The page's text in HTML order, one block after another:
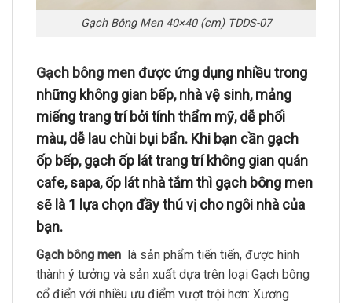
Gạch Bông Men 40×40 (cm) TDDS-07
Gạch bông menđược ứng dụng nhiều trong
những không gian bếp, nhà vệ sinh, mảng
miếng trang trí bởi tính thẩm mỹ, dễ phối
màu, dễ lau chùi bụi bẩn. Khi bạn cần gạch
ốp bếp, gạch ốp lát trang trí không gian quán
cafe, sapa, ốp lát nhà tắm thì gạch bông men
sẽ là 1 lựa chọn đầy thú vị cho ngôi nhà của
bạn.
Gạch bông men
là sản phẩm tiến tiến, được hình
thành ý tưởng và sản xuất dựa trên loại Gạch bông
cổ điển với nhiều ưu điểm vượt trội hơn: Xương